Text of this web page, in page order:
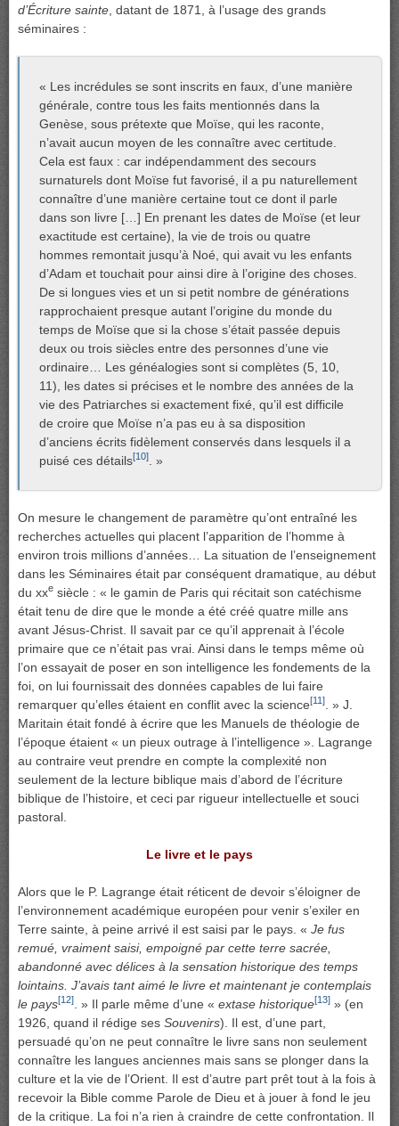
d’Écriture sainte, datant de 1871, à l’usage des grands
séminaires :
« Les incrédules se sont inscrits en faux, d’une manière
générale, contre tous les faits mentionnés dans la
Genèse, sous prétexte que Moïse, qui les raconte,
n’avait aucun moyen de les connaître avec certitude.
Cela est faux : car indépendamment des secours
surnaturels dont Moïse fut favorisé, il a pu naturellement
connaître d’une manière certaine tout ce dont il parle
dans son livre […] En prenant les dates de Moïse (et leur
exactitude est certaine), la vie de trois ou quatre
hommes remontait jusqu’à Noé, qui avait vu les enfants
d’Adam et touchait pour ainsi dire à l’origine des choses.
De si longues vies et un si petit nombre de générations
rapprochaient presque autant l’origine du monde du
temps de Moïse que si la chose s’était passée depuis
deux ou trois siècles entre des personnes d’une vie
ordinaire… Les généalogies sont si complètes (5, 10,
11), les dates si précises et le nombre des années de la
vie des Patriarches si exactement fixé, qu’il est difficile
de croire que Moïse n’a pas eu à sa disposition
d’anciens écrits fidèlement conservés dans lesquels il a
puisé ces détails[10] . »
On mesure le changement de paramètre qu’ont entraîné les
recherches actuelles qui placent l’apparition de l’homme à
environ trois millions d’années… La situation de l’enseignement
dans les Séminaires était par conséquent dramatique, au début
du xxe siècle : « le gamin de Paris qui récitait son catéchisme
était tenu de dire que le monde a été créé quatre mille ans
avant Jésus-Christ. Il savait par ce qu’il apprenait à l’école
primaire que ce n’était pas vrai. Ainsi dans le temps même où
l’on essayait de poser en son intelligence les fondements de la
foi, on lui fournissait des données capables de lui faire
remarquer qu’elles étaient en conflit avec la science[11]
. » J.
Maritain était fondé à écrire que les Manuels de théologie de
l’époque étaient « un pieux outrage à l’intelligence ». Lagrange
au contraire veut prendre en compte la complexité non
seulement de la lecture biblique mais d’abord de l’écriture
biblique de l’histoire, et ceci par rigueur intellectuelle et souci
pastoral.
Le livre et le pays
Alors que le P. Lagrange était réticent de devoir s’éloigner de
l’environnement académique européen pour venir s’exiler en
Terre sainte, à peine arrivé il est saisi par le pays. « Je fus
remué, vraiment saisi, empoigné par cette terre sacrée,
abandonné avec délices à la sensation historique des temps
lointains. J’avais tant aimé le livre et maintenant je contemplais
le pays[12] . » Il parle même d’une « extase historique[13] » (en
1926, quand il rédige ses Souvenirs). Il est, d’une part,
persuadé qu’on ne peut connaître le livre sans non seulement
connaître les langues anciennes mais sans se plonger dans la
culture et la vie de l’Orient. Il est d’autre part prêt tout à la fois à
recevoir la Bible comme Parole de Dieu et à jouer à fond le jeu
de la critique. La foi n’a rien à craindre de cette confrontation. Il